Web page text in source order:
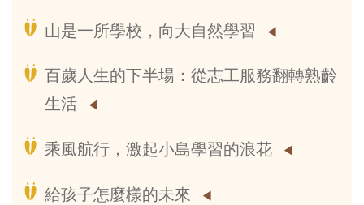
山是一所學校，向大自然學習
百歲人生的下半場：從志工服務翻轉熟齡
生活
乘風航行，激起小島學習的浪花
給孩子怎麼樣的未來